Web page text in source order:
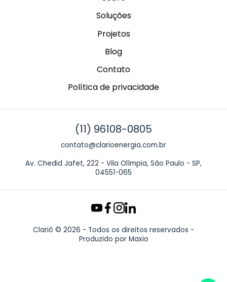
Soluções
Projetos
Blog
Contato
Política de privacidade
(11) 96108-0805
contato@clarioenergia.com.br
Av. Chedid Jafet, 222 - Vila Olímpia, São Paulo - SP,
04551-065
Clariô © 2026 - Todos os direitos reservados -
Produzido por Maxio